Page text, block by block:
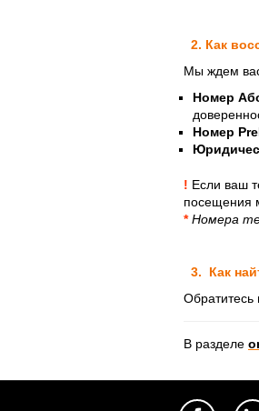
2. Как
Мы ждем
Номер
Номер
! Если ваш
посещения
* Номера
3. Как
Обратитесь
В разделе